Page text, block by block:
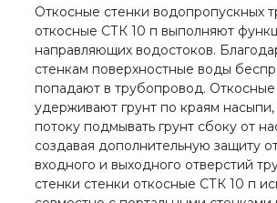
Откосные стенки водопропускных
откосные СТК 10 п выполняют
направляющих водостоков.
стенкам поверхностные воды
попадают в трубопровод. Откосные
удерживают грунт по краям насыпи,
потоку подмывать грунт сбоку от
создавая дополнительную защиту
входного и выходного отверстий
стенки стенки откосные СТК 10 п